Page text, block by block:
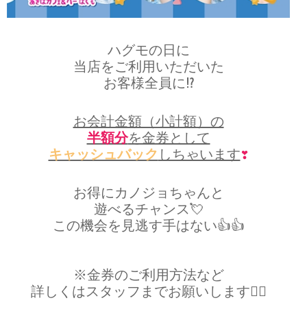
ハグモの日に
当店をご利用いただいた
お客様全員に⁉️
お会計金額（小計額）の
半額分を金券として
キャッシュバック しちゃいます❣️
お得にカノジョちゃんと
遊べるチャンス💘
この機会を見逃す手はない👍👍
※金券のご利用方法など
詳しくはスタッフまでお願いします🙇‍♂️
新規会員登録
中四国 九州